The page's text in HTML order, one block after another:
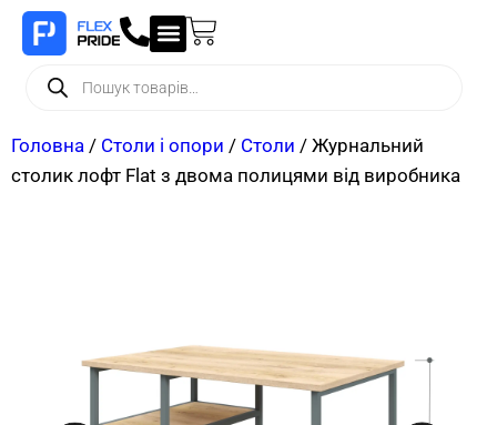
Головна / Столи і опори / Столи / Журнальний
столик лофт Flat з двома полицями від виробника